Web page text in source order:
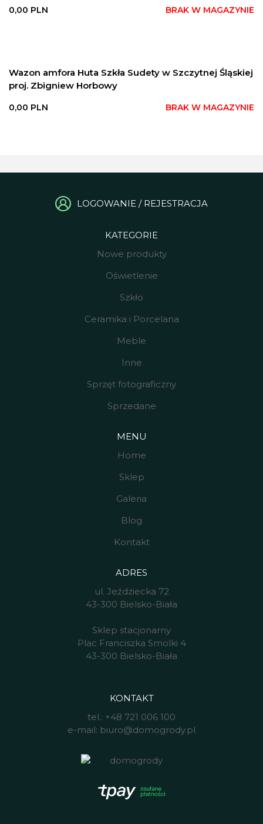
0,00 PLN BRAK W MAGAZYNIE
Wazon amfora Huta Szkła Sudety w Szczytnej Śląskiej
proj. Zbigniew Horbowy
0,00 PLN BRAK W MAGAZYNIE
LOGOWANIE / REJESTRACJA
KATEGORIE
Nowe produkty
Oświetlenie
Szkło
Ceramika i Porcelana
Meble
Inne
Sprzęt fotograficzny
Sprzedane
MENU
Home
Sklep
Galeria
Blog
Kontakt
ADRES
ul. Jeździecka 72
43-300 Bielsko-Biała
Sklep stacjonarny
Plac Franciszka Smolki 4
43-300 Bielsko-Biała
KONTAKT
tel.: +48 721 006 100
e-mail: biuro@domogrody.pl